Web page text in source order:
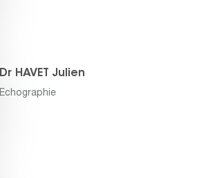
Dr HAVET Julien
Echographie